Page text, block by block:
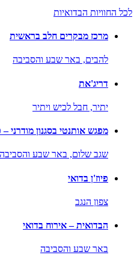
לכל החוויות הבדואיות
מרכז מבקרים חלב בראשית
להבים, באר שבע והסביבה
דריג'את
יתיר, חבל לכיש ויתיר
מפגש אותנטי בסגנון
שגב שלום, באר שבע והסביבה
פיוז'ן בדואי
צפון הנגב
הבדואית – אירוח בדואי
באר שבע והסביבה